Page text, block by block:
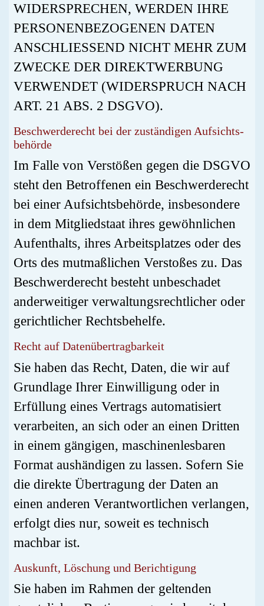
WIDERSPRECHEN, WERDEN IHRE
PERSONENBEZOGENEN DATEN
ANSCHLIESSEND NICHT MEHR ZUM
ZWECKE DER DIREKTWERBUNG
VERWENDET (WIDERSPRUCH NACH
ART. 21 ABS. 2 DSGVO).
Beschwerde­recht bei der zuständigen Aufsichts­
behörde
Im Falle von Verstößen gegen die DSGVO
steht den Betroffenen ein Beschwerderecht
bei einer Aufsichtsbehörde, insbesondere
in dem Mitgliedstaat ihres gewöhnlichen
Aufenthalts, ihres Arbeitsplatzes oder des
Orts des mutmaßlichen Verstoßes zu. Das
Beschwerderecht besteht unbeschadet
anderweitiger verwaltungsrechtlicher oder
gerichtlicher Rechtsbehelfe.
Recht auf Daten­übertrag­barkeit
Sie haben das Recht, Daten, die wir auf
Grundlage Ihrer Einwilligung oder in
Erfüllung eines Vertrags automatisiert
verarbeiten, an sich oder an einen Dritten
in einem gängigen, maschinenlesbaren
Format aushändigen zu lassen. Sofern Sie
die direkte Übertragung der Daten an
einen anderen Verantwortlichen verlangen,
erfolgt dies nur, soweit es technisch
machbar ist.
Auskunft, Löschung und Berichtigung
Sie haben im Rahmen der geltenden